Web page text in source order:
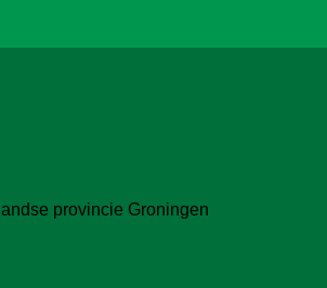
provincie Groningen